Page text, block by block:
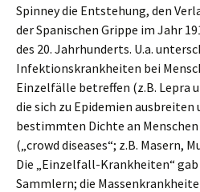
Spinney die Entstehung, den
der Spanischen Grippe im Jahr
des 20. Jahrhunderts. U.a.
Infektionskrankheiten bei
Einzelfälle betreffen (z.B. Lepra
die sich zu Epidemien ausbreiten
bestimmten Dichte an
(„crowd diseases“; z.B. Masern,
Die „Einzelfall-Krankheiten“
Sammlern; die